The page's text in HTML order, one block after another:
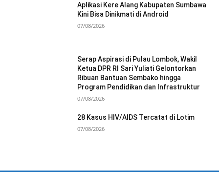
Aplikasi Kere Alang Kabupaten Sumbawa
Kini Bisa Dinikmati di Android
07/08/2026
Serap Aspirasi di Pulau Lombok, Wakil
Ketua DPR RI Sari Yuliati Gelontorkan
Ribuan Bantuan Sembako hingga
Program Pendidikan dan Infrastruktur
07/08/2026
28 Kasus HIV/AIDS Tercatat di Lotim
07/08/2026